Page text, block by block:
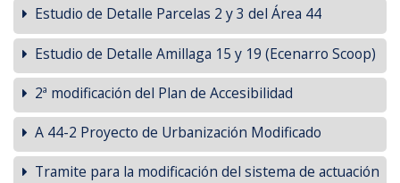
Estudio de Detalle Parcelas 2 y 3 del Área 44
Estudio de Detalle Amillaga 15 y 19 (Ecenarro Scoop)
2ª modificación del Plan de Accesibilidad
A 44-2 Proyecto de Urbanización Modificado
Tramite para la modificación del sistema de actuación